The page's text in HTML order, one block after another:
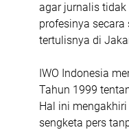
agar jurnalis
profesinya secara
tertulisnya di
IWO Indonesia
Tahun 1999
Hal ini
sengketa pers